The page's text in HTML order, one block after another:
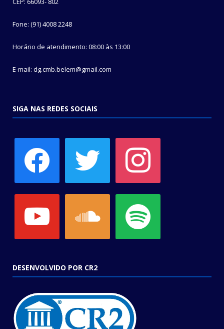
Fone: (91) 4008 2248
Horário de atendimento: 08:00 às 13:00
E-mail: dg.cmb.belem@gmail.com
SIGA NAS REDES SOCIAIS
DESENVOLVIDO POR CR2